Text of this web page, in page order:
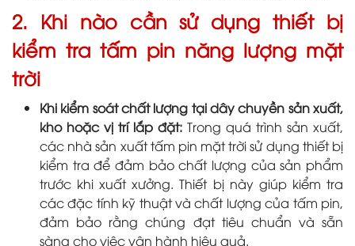
2. Khi nào cần sử dụng thiết bị
kiểm tra tấm pin năng lượng mặt
trời
Khi kiểm soát chất lượng tại dây chuyền sản xuất,
kho hoặc vị trí lắp đặt: Trong quá trình sản xuất,
các nhà sản xuất tấm pin mặt trời sử dụng thiết bị
kiểm tra để đảm bảo chất lượng của sản phẩm
trước khi xuất xưởng. Thiết bị này giúp kiểm tra
các đặc tính kỹ thuật và chất lượng của tấm pin,
đảm bảo rằng chúng đạt tiêu chuẩn và sẵn
sàng cho việc vận hành hiệu quả.